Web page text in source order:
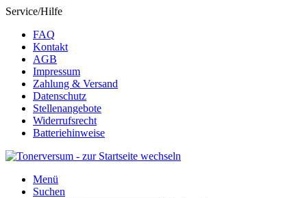
Service/Hilfe
FAQ
Kontakt
AGB
Impressum
Zahlung & Versand
Datenschutz
Stellenangebote
Widerrufsrecht
Batteriehinweise
Menü
Suchen